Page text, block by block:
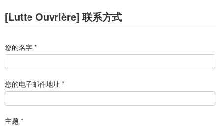
联系方式
[Lutte Ouvrière] 联系方式
您的名字 *
您的电子邮件地址 *
主题 *